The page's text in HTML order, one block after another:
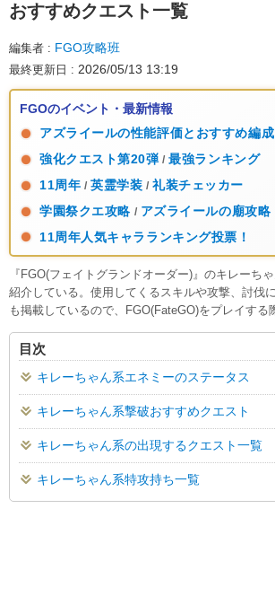
おすすめクエスト一覧
編集者 FGO攻略班
最終更新日 2026/05/13 13:19
FGOのイベント・最新情報
アズライールの性能評価とおすすめ編成
強化クエスト第20弾 / 最強ランキング
11周年 / 英霊学装 / 礼装チェッカー
学園祭クエ攻略 / アズライールの廟攻略
11周年人気キャラランキング投票！
『FGO(フェイトグランドオーダー)』のキレーち
紹介している。使用してくるスキルや攻撃、討伐
も掲載しているので、FGO(FateGO)をプレイする
目次
キレーちゃん系エネミーのステータス
キレーちゃん系撃破おすすめクエスト
キレーちゃん系の出現するクエスト一覧
キレーちゃん系特攻持ち一覧